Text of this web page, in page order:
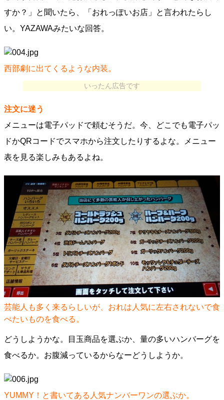
すか？」と聞いたら、「おれっぽいお店」と言われたらし
い。YAZAWAみたいな回答。
西部劇に出てくるような内装。
いったん広告です
注文に迷う
メニューは電子パッドで頼むそうだ。今、どこでも電子パッ
ドかQRコードでスマホから注文したりするよな。メニュー
表を見る楽しみもあるよね。
芸能人も多く来るらしいが、おれは人気に左右されないで食
べたいものを食べる。
どうしようかな。目玉商品を選ぶか、量の多いハンバーグを
食べるか。お腹減っているからなーどうしようか。
YUMMY！と書いてある人気ナンバーワンの選ぶか。